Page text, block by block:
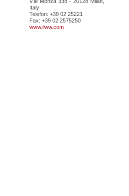
Italy
Telefon: +39 02 25221
Fax: +39 02 2575250
www.ilww.com